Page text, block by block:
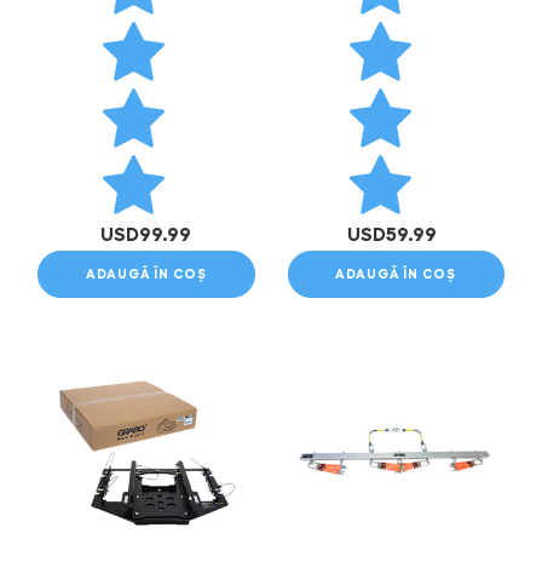
USD99.99
ADAUGĂ ÎN COȘ
USD59.99
ADAUGĂ ÎN COȘ